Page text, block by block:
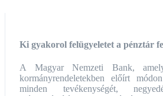
Ki gyakorol felügyeletet a pénztár
A Magyar Nemzeti Bank,
kormányrendeletekben előírt
minden tevékenységét,